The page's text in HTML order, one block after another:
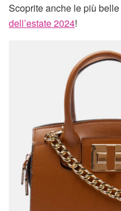
Scoprite anche le più belle
dell’estate 2024!